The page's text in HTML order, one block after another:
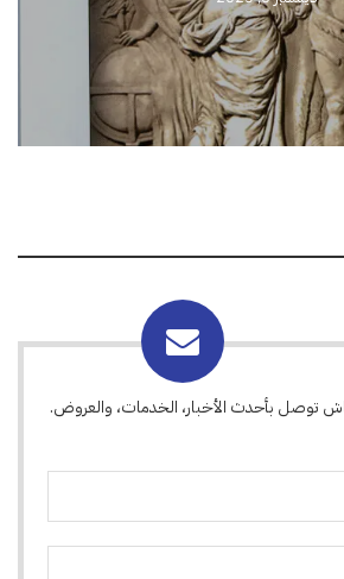
باش توصل بأحدث الأخبار، الخدمات، والعروض.